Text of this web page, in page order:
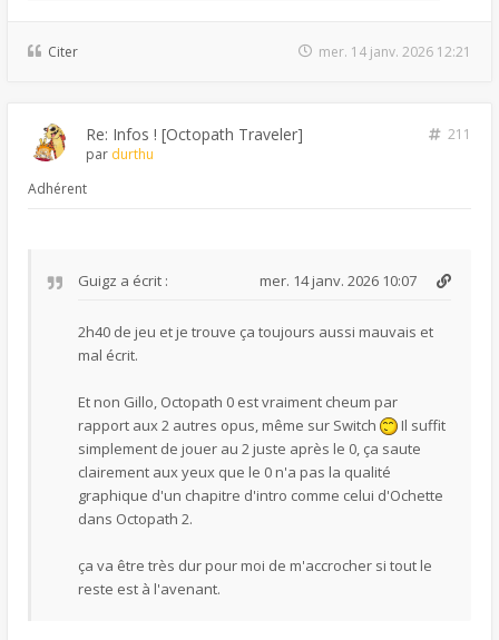
Citer mer. 14 janv. 2026 12:21
Re: Infos ! [Octopath Traveler]
211
par durthu
Adhérent
Guigz a écrit : mer. 14 janv. 2026 10:07
2h40 de jeu et je trouve ça toujours aussi mauvais et
mal écrit.
Et non Gillo, Octopath 0 est vraiment cheum par
rapport aux 2 autres opus, même sur Switch
Il suffit
simplement de jouer au 2 juste après le 0, ça saute
clairement aux yeux que le 0 n'a pas la qualité
graphique d'un chapitre d'intro comme celui d'Ochette
dans Octopath 2.
ça va être très dur pour moi de m'accrocher si tout le
reste est à l'avenant.